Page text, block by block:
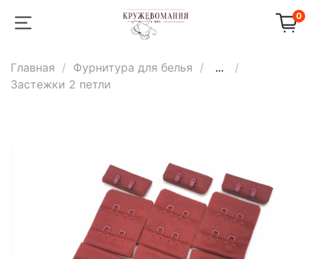
0
Главная Фурнитура для белья
...
Застежки 2 петли